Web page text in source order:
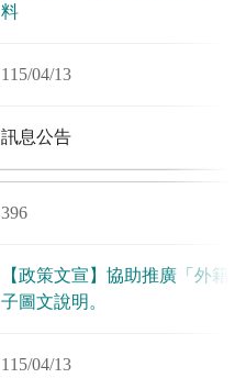
料
115/04/13
訊息公告
396
【政策文宣】協助推廣「外籍
子圖文說明。
115/04/13